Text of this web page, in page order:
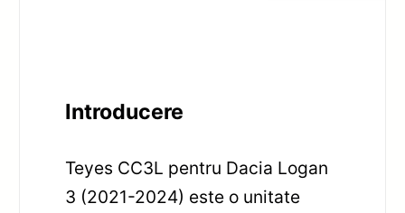
Introducere
Teyes CC3L pentru Dacia Logan
3 (2021-2024) este o unitate